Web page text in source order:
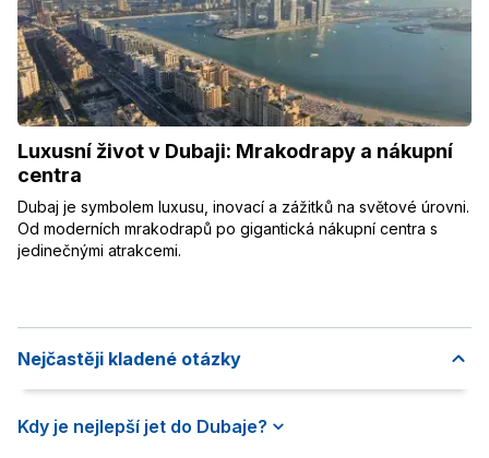
Luxusní život v Dubaji: Mrakodrapy a nákupní
centra
Dubaj je symbolem luxusu, inovací a zážitků na světové úrovni.
Od moderních mrakodrapů po gigantická nákupní centra s
jedinečnými atrakcemi.
Nejčastěji kladené otázky
Kdy je nejlepší jet do Dubaje?